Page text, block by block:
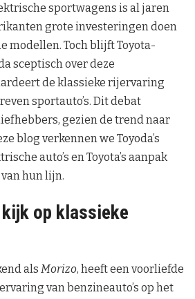
sportwagens is al jaren
grote investeringen doen
modellen. Toch blijft Toyota-
sceptisch over deze
de klassieke rijervaring
sportauto’s. Dit debat
gezien de trend naar
blog verkennen we Toyoda’s
auto’s en Toyota’s aanpak
hun lijn.
kijk op klassieke
als Morizo, heeft een voorliefde
van benzineauto’s op het